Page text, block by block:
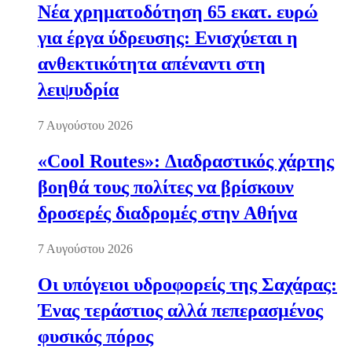
Νέα χρηματοδότηση 65 εκατ. ευρώ
για έργα ύδρευσης: Ενισχύεται η
ανθεκτικότητα απέναντι στη
λειψυδρία
7 Αυγούστου 2026
«Cool Routes»: Διαδραστικός χάρτης
βοηθά τους πολίτες να βρίσκουν
δροσερές διαδρομές στην Αθήνα
7 Αυγούστου 2026
Οι υπόγειοι υδροφορείς της Σαχάρας:
Ένας τεράστιος αλλά πεπερασμένος
φυσικός πόρος